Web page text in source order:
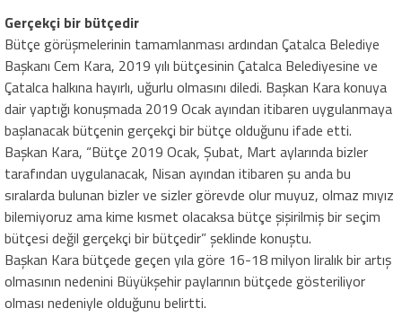
Gerçekçi bir bütçedir
Bütçe görüşmelerinin tamamlanması ardından Çatalca Belediye
Başkanı Cem Kara, 2019 yılı bütçesinin Çatalca Belediyesine ve
Çatalca halkına hayırlı, uğurlu olmasını diledi. Başkan Kara konuya
dair yaptığı konuşmada 2019 Ocak ayından itibaren uygulanmaya
başlanacak bütçenin gerçekçi bir bütçe olduğunu ifade etti.
Başkan Kara, “Bütçe 2019 Ocak, Şubat, Mart aylarında bizler
tarafından uygulanacak, Nisan ayından itibaren şu anda bu
sıralarda bulunan bizler ve sizler görevde olur muyuz, olmaz mıyız
bilemiyoruz ama kime kısmet olacaksa bütçe şişirilmiş bir seçim
bütçesi değil gerçekçi bir bütçedir” şeklinde konuştu.
Başkan Kara bütçede geçen yıla göre 16-18 milyon liralık bir artış
olmasının nedenini Büyükşehir paylarının bütçede gösteriliyor
olması nedeniyle olduğunu belirtti.